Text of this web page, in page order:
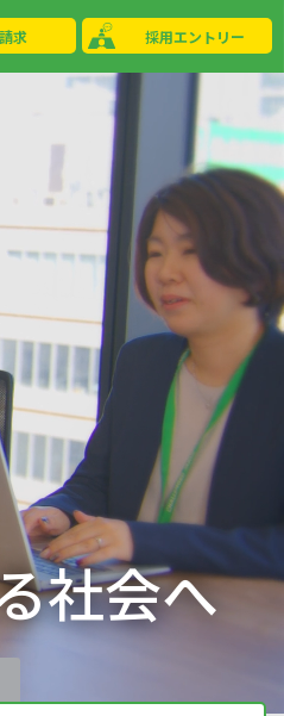
求 採用エントリー
社会へ